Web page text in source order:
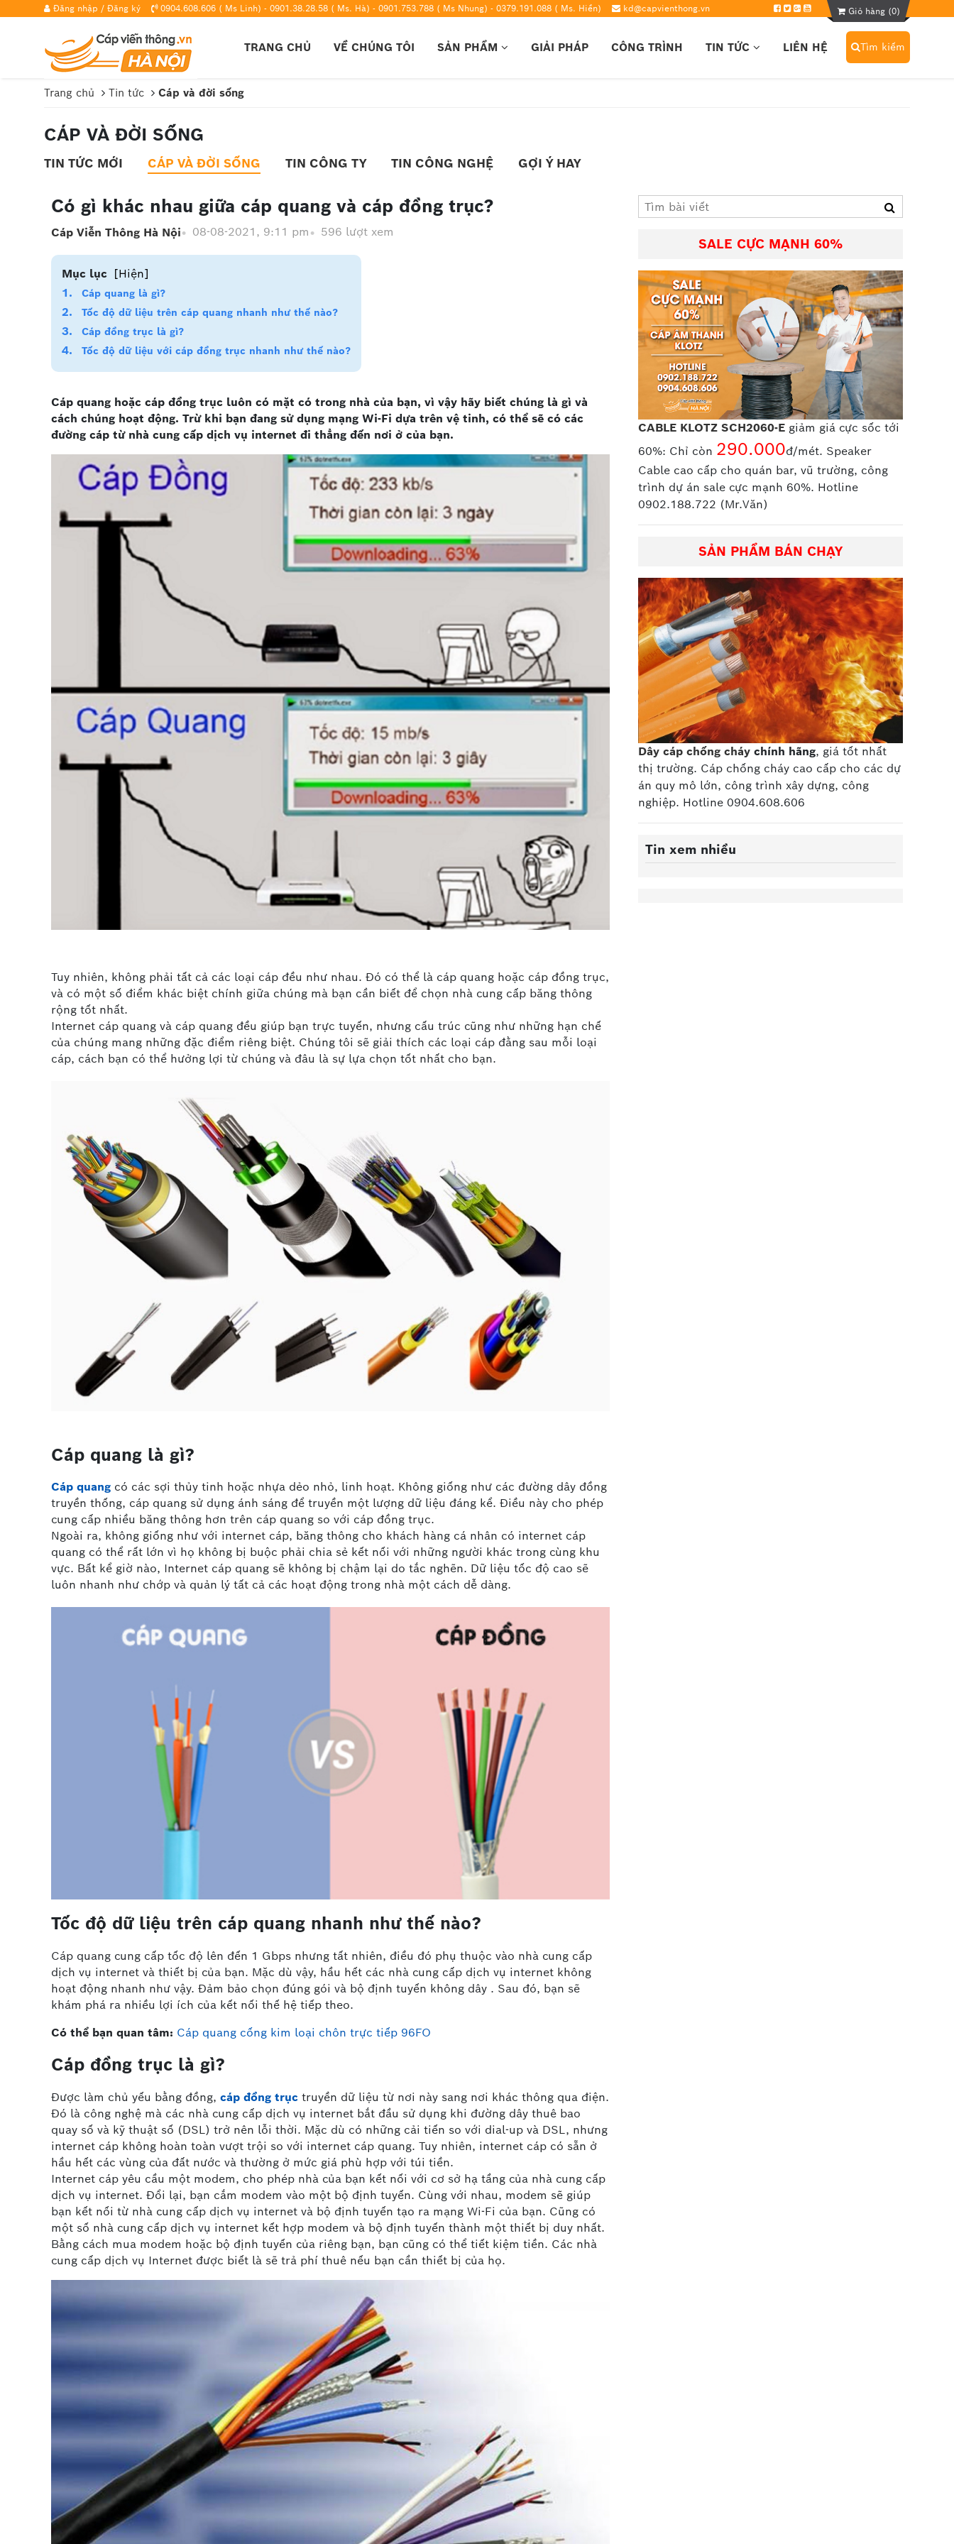
Đăng nhập / Đăng ký 0904.608.606 ( Ms Linh) - 0901.38.28.58 ( Ms. Hà) - 0901.753.788 ( Ms Nhung) - 0379.191.088 ( Ms. Hiền) kd@capvienthong.vn Giỏ hàng (0)
TRANG CHỦ VỀ CHÚNG TÔI SẢN PHẨM GIẢI PHÁP CÔNG TRÌNH TIN TỨC LIÊN HỆ Tìm kiếm
Trang chủ Tin tức Cáp và đời sống
CÁP VÀ ĐỜI SỐNG
TIN TỨC MỚI CÁP VÀ ĐỜI SỐNG TIN CÔNG TY TIN CÔNG NGHỆ GỢI Ý HAY
Có gì khác nhau giữa cáp quang và cáp đồng trục?
Cáp Viễn Thông Hà Nội 08-08-2021, 9:11 pm 596 lượt xem
Mục lục [Hiện]
Cáp quang là gì?
Tốc độ dữ liệu trên cáp quang nhanh như thế nào?
Cáp đồng trục là gì?
Tốc độ dữ liệu với cáp đồng trục nhanh như thế nào?
Cáp quang hoặc cáp đồng trục luôn có mặt có trong nhà của bạn, vì vậy hãy biết chúng là gì và
cách chúng hoạt động. Trừ khi bạn đang sử dụng mạng Wi-Fi dựa trên vệ tinh, có thể sẽ có các
đường cáp từ nhà cung cấp dịch vụ internet đi thẳng đến nơi ở của bạn.
Tuy nhiên, không phải tất cả các loại cáp đều như nhau. Đó có thể là cáp quang hoặc cáp đồng trục,
và có một số điểm khác biệt chính giữa chúng mà bạn cần biết để chọn nhà cung cấp băng thông
rộng tốt nhất.
Internet cáp quang và cáp quang đều giúp bạn trực tuyến, nhưng cấu trúc cũng như những hạn chế
của chúng mang những đặc điểm riêng biệt. Chúng tôi sẽ giải thích các loại cáp đằng sau mỗi loại
cáp, cách bạn có thể hưởng lợi từ chúng và đâu là sự lựa chọn tốt nhất cho bạn.
Cáp quang là gì?
Cáp quang có các sợi thủy tinh hoặc nhựa dẻo nhỏ, linh hoạt. Không giống như các đường dây đồng
truyền thống, cáp quang sử dụng ánh sáng để truyền một lượng dữ liệu đáng kể. Điều này cho phép
cung cấp nhiều băng thông hơn trên cáp quang so với cáp đồng trục.
Ngoài ra, không giống như với internet cáp, băng thông cho khách hàng cá nhân có internet cáp
quang có thể rất lớn vì họ không bị buộc phải chia sẻ kết nối với những người khác trong cùng khu
vực. Bất kể giờ nào, Internet cáp quang sẽ không bị chậm lại do tắc nghẽn. Dữ liệu tốc độ cao sẽ
luôn nhanh như chớp và quản lý tất cả các hoạt động trong nhà một cách dễ dàng.
Tốc độ dữ liệu trên cáp quang nhanh như thế nào?
Cáp quang cung cấp tốc độ lên đến 1 Gbps nhưng tất nhiên, điều đó phụ thuộc vào nhà cung cấp
dịch vụ internet và thiết bị của bạn. Mặc dù vậy, hầu hết các nhà cung cấp dịch vụ internet không
hoạt động nhanh như vậy. Đảm bảo chọn đúng gói và bộ định tuyến không dây . Sau đó, bạn sẽ
khám phá ra nhiều lợi ích của kết nối thế hệ tiếp theo.
Có thể bạn quan tâm: Cáp quang cống kim loại chôn trực tiếp 96FO
Cáp đồng trục là gì?
Được làm chủ yếu bằng đồng, cáp đồng trục truyền dữ liệu từ nơi này sang nơi khác thông qua điện.
Đó là công nghệ mà các nhà cung cấp dịch vụ internet bắt đầu sử dụng khi đường dây thuê bao
quay số và kỹ thuật số (DSL) trở nên lỗi thời. Mặc dù có những cải tiến so với dial-up và DSL, nhưng
internet cáp không hoàn toàn vượt trội so với internet cáp quang. Tuy nhiên, internet cáp có sẵn ở
hầu hết các vùng của đất nước và thường ở mức giá phù hợp với túi tiền.
Internet cáp yêu cầu một modem, cho phép nhà của bạn kết nối với cơ sở hạ tầng của nhà cung cấp
dịch vụ internet. Đổi lại, bạn cắm modem vào một bộ định tuyến. Cùng với nhau, modem sẽ giúp
bạn kết nối từ nhà cung cấp dịch vụ internet và bộ định tuyến tạo ra mạng Wi-Fi của bạn. Cũng có
một số nhà cung cấp dịch vụ internet kết hợp modem và bộ định tuyến thành một thiết bị duy nhất.
Bằng cách mua modem hoặc bộ định tuyến của riêng bạn, bạn cũng có thể tiết kiệm tiền. Các nhà
cung cấp dịch vụ Internet được biết là sẽ trả phí thuê nếu bạn cần thiết bị của họ.
SALE CỰC MẠNH 60%
CABLE KLOTZ SCH2060-Egiảm giá cực sốc tới
60%: Chỉ còn 290.000đ/mét. Speaker
Cable cao cấpcho quán bar, vũ trường, công
trình dự án sale cực mạnh 60%. Hotline
0902.188.722 (Mr.Văn)
SẢN PHẨM BÁN CHẠY
Dây cáp chống cháychính hãng, giá tốt nhất
thị trường. Cáp chống cháy cao cấpcho các dự
án quy mô lớn, công trình xây dựng, công
nghiệp. Hotline 0904.608.606
Tin xem nhiều